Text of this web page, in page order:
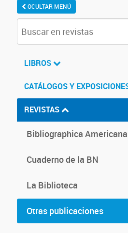
OCULTAR MENÚ
LIBROS
CATÁLOGOS Y
REVISTAS
Bibliographica Americana
Cuaderno de la BN
La Biblioteca
Otras publicaciones